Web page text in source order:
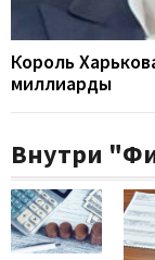
Король
миллиарды
Внутри